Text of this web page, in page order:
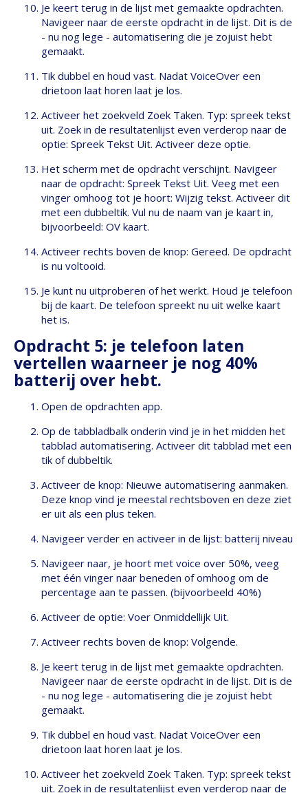
Je keert terug in de lijst met gemaakte opdrachten.
Navigeer naar de eerste opdracht in de lijst. Dit is de
- nu nog lege - automatisering die je zojuist hebt
gemaakt.
Tik dubbel en houd vast. Nadat VoiceOver een
drietoon laat horen laat je los.
Activeer het zoekveld Zoek Taken. Typ: spreek tekst
uit. Zoek in de resultatenlijst even verderop naar de
optie: Spreek Tekst Uit. Activeer deze optie.
Het scherm met de opdracht verschijnt. Navigeer
naar de opdracht: Spreek Tekst Uit. Veeg met een
vinger omhoog tot je hoort: Wijzig tekst. Activeer dit
met een dubbeltik. Vul nu de naam van je kaart in,
bijvoorbeeld: OV kaart.
Activeer rechts boven de knop: Gereed. De opdracht
is nu voltooid.
Je kunt nu uitproberen of het werkt. Houd je telefoon
bij de kaart. De telefoon spreekt nu uit welke kaart
het is.
Opdracht 5: je telefoon laten
vertellen waarneer je nog 40%
batterij over hebt.
Open de opdrachten app.
Op de tabbladbalk onderin vind je in het midden het
tabblad automatisering. Activeer dit tabblad met een
tik of dubbeltik.
Activeer de knop: Nieuwe automatisering aanmaken.
Deze knop vind je meestal rechtsboven en deze ziet
er uit als een plus teken.
Navigeer verder en activeer in de lijst: batterij niveau
Navigeer naar, je hoort met voice over 50%, veeg
met één vinger naar beneden of omhoog om de
percentage aan te passen. (bijvoorbeeld 40%)
Activeer de optie: Voer Onmiddellijk Uit.
Activeer rechts boven de knop: Volgende.
Je keert terug in de lijst met gemaakte opdrachten.
Navigeer naar de eerste opdracht in de lijst. Dit is de
- nu nog lege - automatisering die je zojuist hebt
gemaakt.
Tik dubbel en houd vast. Nadat VoiceOver een
drietoon laat horen laat je los.
Activeer het zoekveld Zoek Taken. Typ: spreek tekst
uit. Zoek in de resultatenlijst even verderop naar de